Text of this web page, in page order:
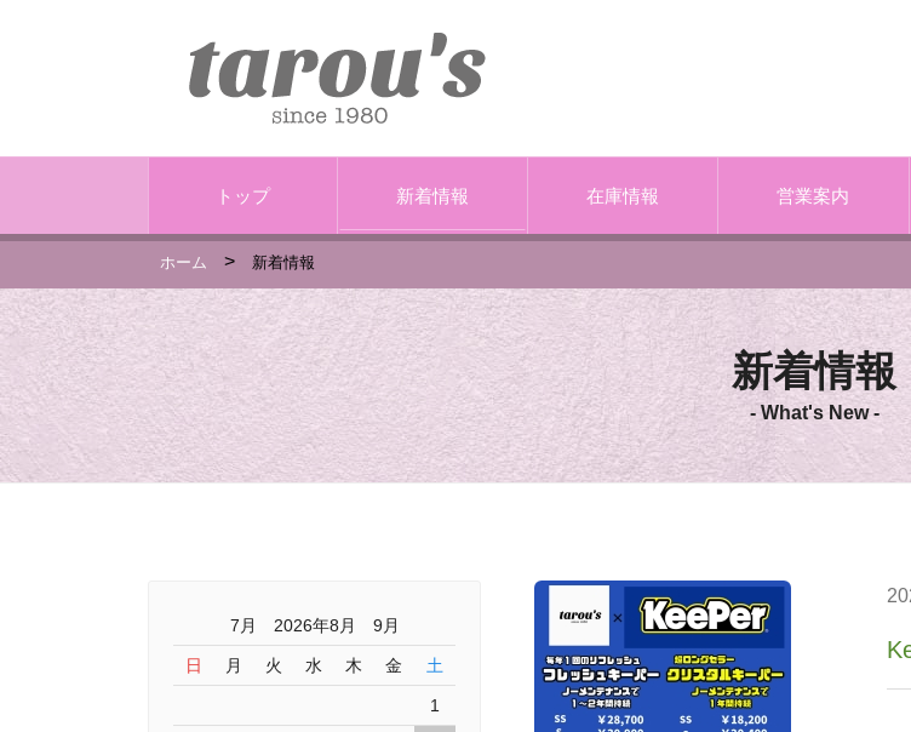
トップ 新着情報 在庫情報 営業案内
ホーム > 新着情報
新着情報
- What's New -
7月 2026年8月 9月
日 月 火 水 木 金 土
1